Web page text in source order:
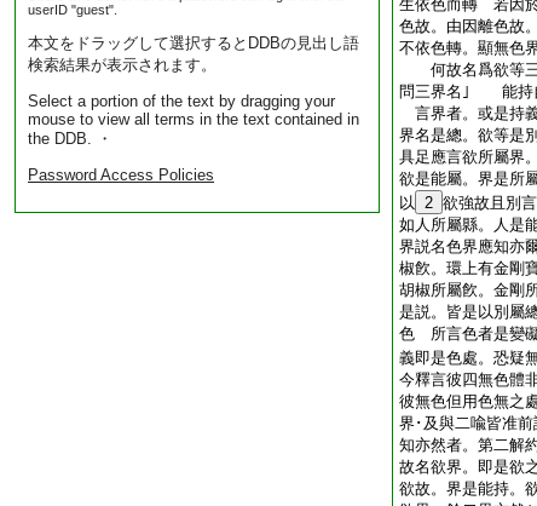
userID "guest".
本文をドラッグして選択するとDDBの見出し語
検索結果が表示されます。
Select a portion of the text by dragging your
mouse to view all terms in the text contained in
the DDB. ・
Password Access Policies
生依色而轉 若因
色故。由因離色故
不依色轉。顯無色
何故名爲欲等三
問三界名｣ 能持
言界者。或是持
界名是總。欲等是
具足應言欲所屬界
欲是能屬。界是所
以 2 欲強故且別
如人所屬縣。人是
界説名色界應知亦
椒飮。環上有金剛
胡椒所屬飮。金剛
是説。皆是以別屬
色 所言色者是變
義即是色處。恐疑
今釋言彼四無色體
彼無色但用色無之
界･及與二喩皆准
知亦然者。第二解
故名欲界。即是欲
欲故。界是能持。